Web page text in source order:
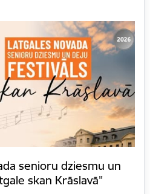
senioru dziesmu un
skan Krāslavā"